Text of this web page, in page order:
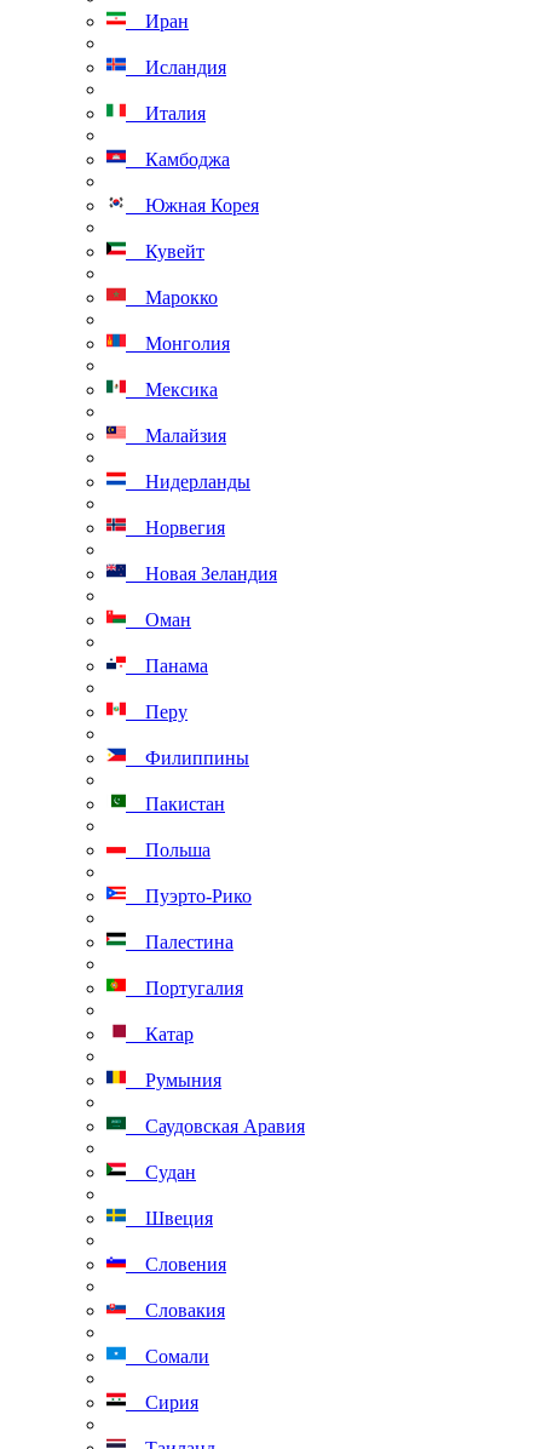
Иран
Исландия
Италия
Камбоджа
Южная Корея
Кувейт
Марокко
Монголия
Мексика
Малайзия
Нидерланды
Норвегия
Новая Зеландия
Оман
Панама
Перу
Филиппины
Пакистан
Польша
Пуэрто-Рико
Палестина
Португалия
Катар
Румыния
Саудовская Аравия
Судан
Швеция
Словения
Словакия
Сомали
Сирия